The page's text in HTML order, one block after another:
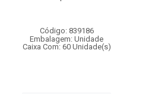
Código: 839186
Embalagem: Unidade
Caixa Com: 60 Unidade(s)